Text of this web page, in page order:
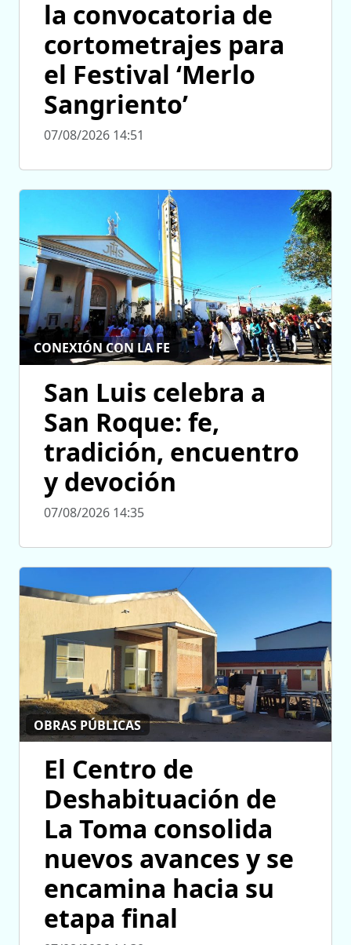
la convocatoria de
cortometrajes para
el Festival ‘Merlo
Sangriento’
07/08/2026 14:51
CONEXIÓN CON LA FE
San Luis celebra a
San Roque: fe,
tradición, encuentro
y devoción
07/08/2026 14:35
OBRAS PÚBLICAS
El Centro de
Deshabituación de
La Toma consolida
nuevos avances y se
encamina hacia su
etapa final